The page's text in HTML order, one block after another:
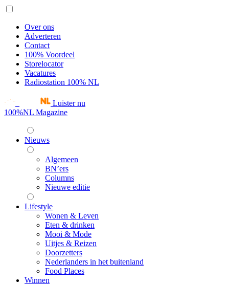
Over ons
Adverteren
Contact
100% Voordeel
Storelocator
Vacatures
Radiostation 100% NL
Luister nu
100%NL Magazine
Nieuws
Algemeen
BN’ers
Columns
Nieuwe editie
Lifestyle
Wonen & Leven
Eten & drinken
Mooi & Mode
Uitjes & Reizen
Doorzetters
Nederlanders in het buitenland
Food Places
Winnen